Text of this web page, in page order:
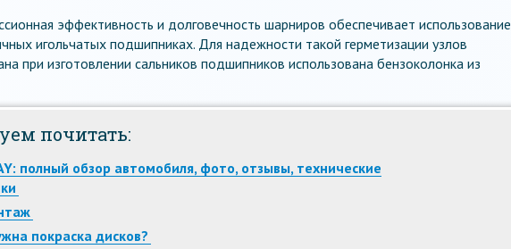
эффективность и долговечность шарниров обеспечивает использование
игольчатых подшипниках. Для надежности такой герметизации узлов
при изготовлении сальников подшипников использована бензоколонка из
почитать:
полный обзор автомобиля, фото, отзывы, технические
покраска дисков?